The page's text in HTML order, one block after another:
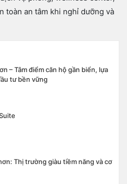
toàn an tâm khi nghỉ dưỡng và
– Tâm điểm căn hộ gần biển, lựa
tư bền vững
Thị trường giàu tiềm năng và cơ